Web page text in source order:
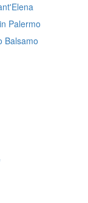
Palermo
Balsamo